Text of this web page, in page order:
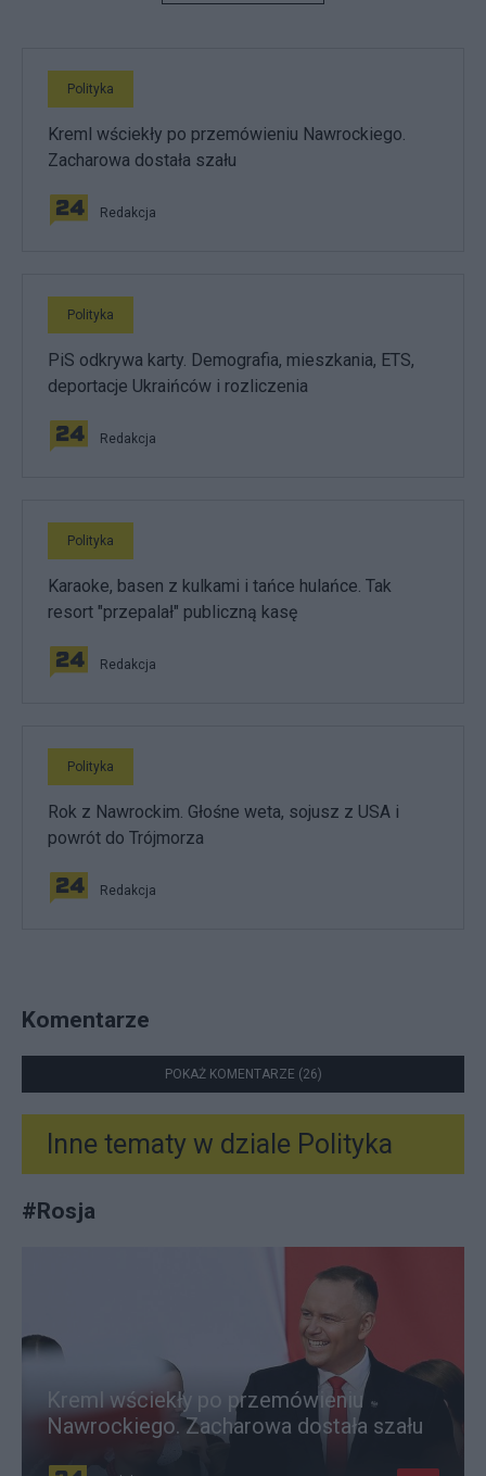
Polityka
Kreml wściekły po przemówieniu Nawrockiego.
Zacharowa dostała szału
Redakcja
Polityka
PiS odkrywa karty. Demografia, mieszkania, ETS,
deportacje Ukraińców i rozliczenia
Redakcja
Polityka
Karaoke, basen z kulkami i tańce hulańce. Tak
resort "przepalał" publiczną kasę
Redakcja
Polityka
Rok z Nawrockim. Głośne weta, sojusz z USA i
powrót do Trójmorza
Redakcja
Komentarze
POKAŻ KOMENTARZE (26)
Inne tematy w dziale Polityka
#Rosja
Kreml wściekły po przemówieniu
Nawrockiego. Zacharowa dostała szału